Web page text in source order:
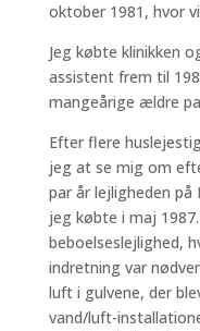
oktober 1981, hvor
Jeg købte klinikken
assistent frem til
mangeårige ældre
Efter flere
jeg at se mig om
par år lejligheden
jeg købte i maj
beboelseslejlighed,
indretning var
luft i gulvene, der
vand/luft-